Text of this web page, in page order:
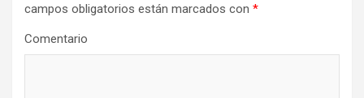
campos obligatorios están marcados con *
Comentario